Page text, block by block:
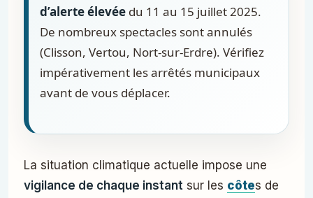
d’alerte élevée du 11 au 15 juillet 2025.
De nombreux spectacles sont annulés
(Clisson, Vertou, Nort-sur-Erdre). Vérifiez
impérativement les arrêtés municipaux
avant de vous déplacer.
La situation climatique actuelle impose une
vigilance de chaque instant sur les côtes de